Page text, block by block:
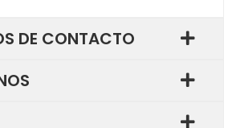
DE CONTACTO